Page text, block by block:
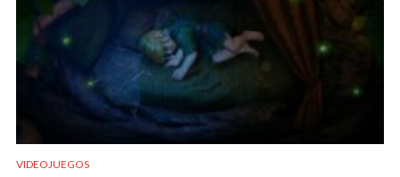
VIDEOJUEGOS